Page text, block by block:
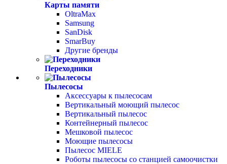
Карты памяти
OltraMax
Samsung
SanDisk
SmarBuy
Другие бренды
Переходники
Пылесосы
Аксессуары к пылесосам
Вертикальный моющий пылесос
Вертикальный пылесос
Контейнерный пылесос
Мешковой пылесос
Моющие пылесосы
Пылесос MIELE
Роботы пылесосы со станцией самоочистки